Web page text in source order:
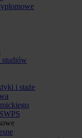
studiów
i staże